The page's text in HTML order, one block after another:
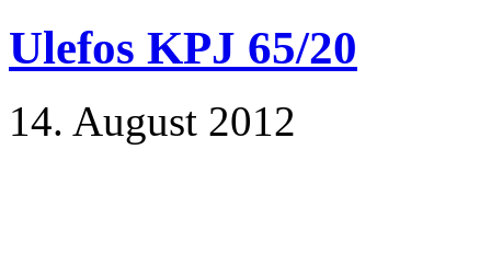
Ulefos KPJ 65/20
14. August 2012